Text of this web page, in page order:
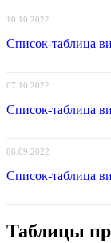
10.10.2022
Список-таблица
07.10.2022
Список-таблица
06.09.2022
Список-таблица
Таблицы